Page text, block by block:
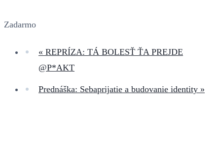
Zadarmo
« REPRÍZA: TÁ BOLESŤ ŤA PREJDE
@P*AKT
Prednáška: Sebaprijatie a budovanie identity »